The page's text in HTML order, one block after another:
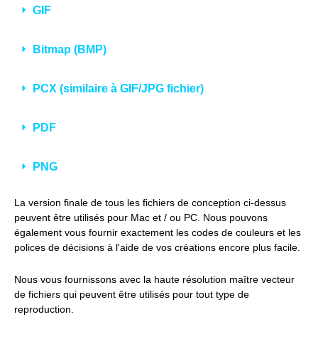
GIF
Bitmap (BMP)
PCX (similaire à GIF/JPG fichier)
PDF
PNG
La version finale de tous les fichiers de conception ci-dessus
peuvent être utilisés pour Mac et / ou PC. Nous pouvons
également vous fournir exactement les codes de couleurs et les
polices de décisions à l'aide de vos créations encore plus facile.
Nous vous fournissons avec la haute résolution maître vecteur
de fichiers qui peuvent être utilisés pour tout type de
reproduction.